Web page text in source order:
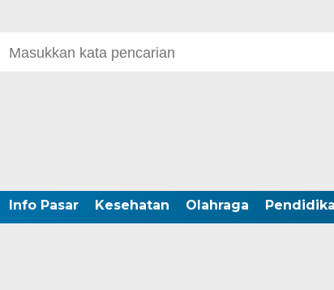
Info Pasar Kesehatan Olahraga